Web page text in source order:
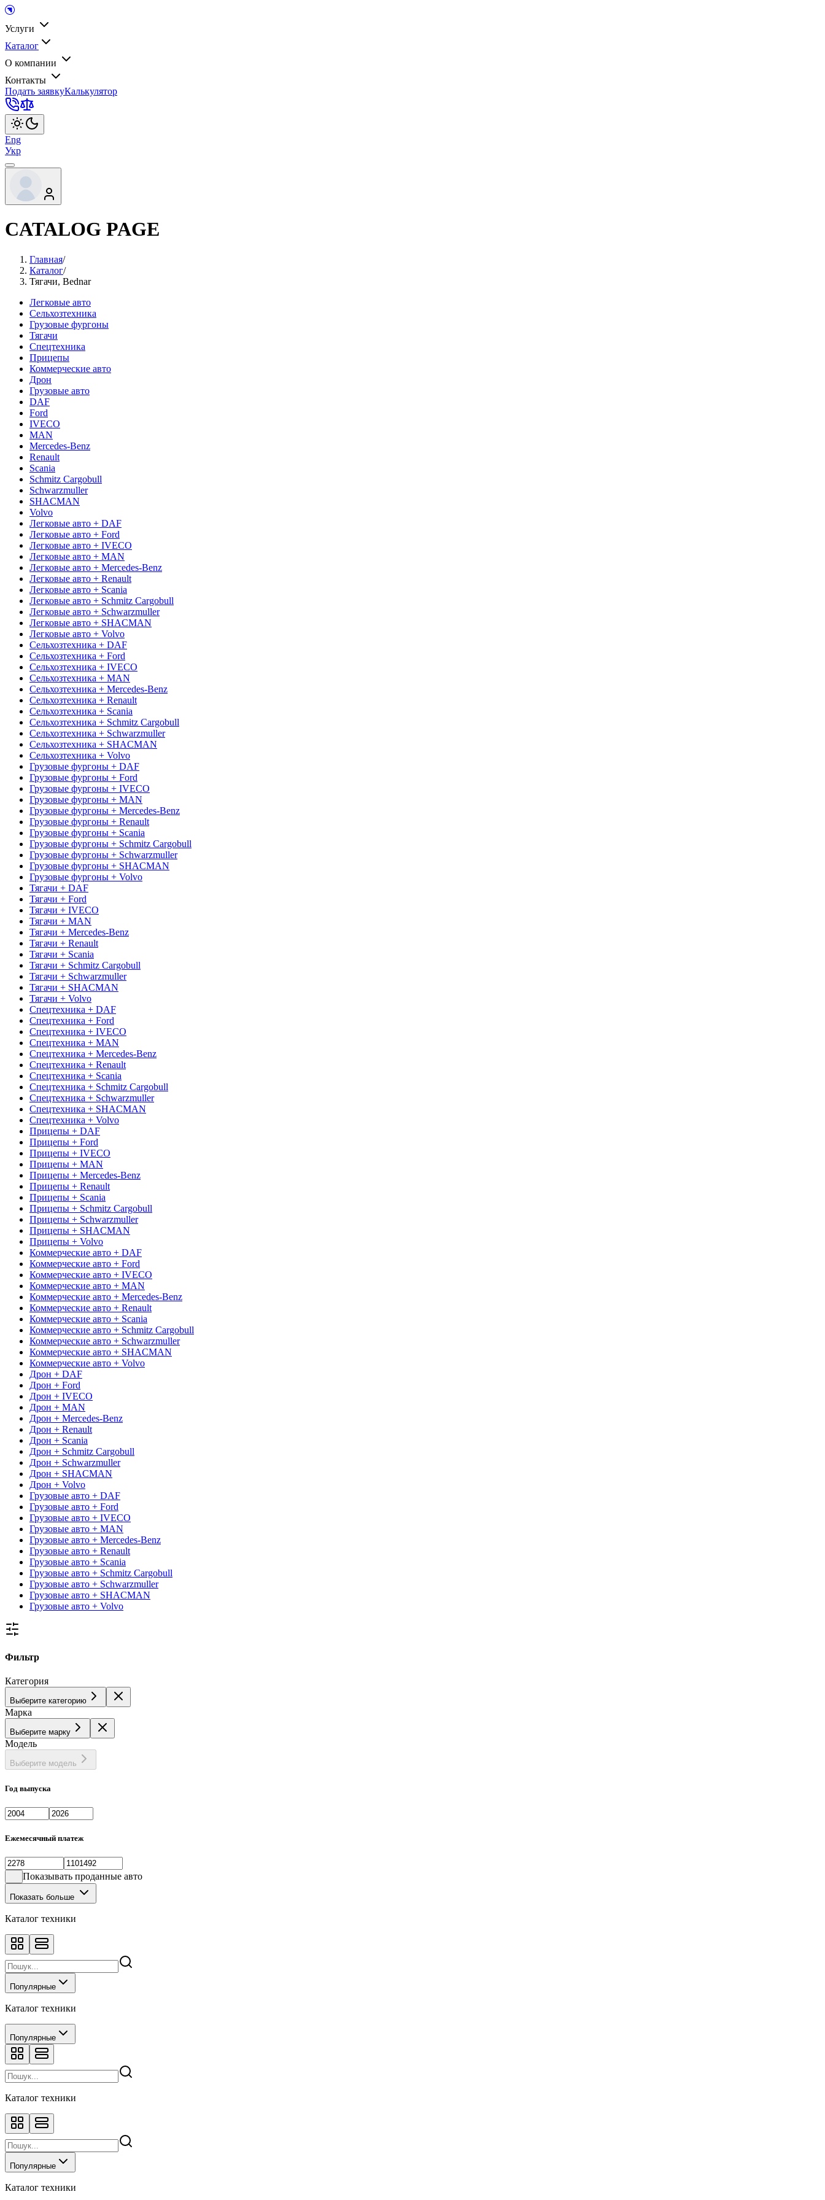
Услуги
Каталог
О компании
Контакты
Подать заявкуКалькулятор
Eng
Укр
CATALOG PAGE
Главная/
Каталог/
Тягачи, Bednar
Легковые авто
Сельхозтехника
Грузовые фургоны
Тягачи
Спецтехника
Прицепы
Коммерческие авто
Дрон
Грузовые авто
DAF
Ford
IVECO
MAN
Mercedes-Benz
Renault
Scania
Schmitz Cargobull
Schwarzmuller
SHACMAN
Volvo
Легковые авто + DAF
Легковые авто + Ford
Легковые авто + IVECO
Легковые авто + MAN
Легковые авто + Mercedes-Benz
Легковые авто + Renault
Легковые авто + Scania
Легковые авто + Schmitz Cargobull
Легковые авто + Schwarzmuller
Легковые авто + SHACMAN
Легковые авто + Volvo
Сельхозтехника + DAF
Сельхозтехника + Ford
Сельхозтехника + IVECO
Сельхозтехника + MAN
Сельхозтехника + Mercedes-Benz
Сельхозтехника + Renault
Сельхозтехника + Scania
Сельхозтехника + Schmitz Cargobull
Сельхозтехника + Schwarzmuller
Сельхозтехника + SHACMAN
Сельхозтехника + Volvo
Грузовые фургоны + DAF
Грузовые фургоны + Ford
Грузовые фургоны + IVECO
Грузовые фургоны + MAN
Грузовые фургоны + Mercedes-Benz
Грузовые фургоны + Renault
Грузовые фургоны + Scania
Грузовые фургоны + Schmitz Cargobull
Грузовые фургоны + Schwarzmuller
Грузовые фургоны + SHACMAN
Грузовые фургоны + Volvo
Тягачи + DAF
Тягачи + Ford
Тягачи + IVECO
Тягачи + MAN
Тягачи + Mercedes-Benz
Тягачи + Renault
Тягачи + Scania
Тягачи + Schmitz Cargobull
Тягачи + Schwarzmuller
Тягачи + SHACMAN
Тягачи + Volvo
Спецтехника + DAF
Спецтехника + Ford
Спецтехника + IVECO
Спецтехника + MAN
Спецтехника + Mercedes-Benz
Спецтехника + Renault
Спецтехника + Scania
Спецтехника + Schmitz Cargobull
Спецтехника + Schwarzmuller
Спецтехника + SHACMAN
Спецтехника + Volvo
Прицепы + DAF
Прицепы + Ford
Прицепы + IVECO
Прицепы + MAN
Прицепы + Mercedes-Benz
Прицепы + Renault
Прицепы + Scania
Прицепы + Schmitz Cargobull
Прицепы + Schwarzmuller
Прицепы + SHACMAN
Прицепы + Volvo
Коммерческие авто + DAF
Коммерческие авто + Ford
Коммерческие авто + IVECO
Коммерческие авто + MAN
Коммерческие авто + Mercedes-Benz
Коммерческие авто + Renault
Коммерческие авто + Scania
Коммерческие авто + Schmitz Cargobull
Коммерческие авто + Schwarzmuller
Коммерческие авто + SHACMAN
Коммерческие авто + Volvo
Дрон + DAF
Дрон + Ford
Дрон + IVECO
Дрон + MAN
Дрон + Mercedes-Benz
Дрон + Renault
Дрон + Scania
Дрон + Schmitz Cargobull
Дрон + Schwarzmuller
Дрон + SHACMAN
Дрон + Volvo
Грузовые авто + DAF
Грузовые авто + Ford
Грузовые авто + IVECO
Грузовые авто + MAN
Грузовые авто + Mercedes-Benz
Грузовые авто + Renault
Грузовые авто + Scania
Грузовые авто + Schmitz Cargobull
Грузовые авто + Schwarzmuller
Грузовые авто + SHACMAN
Грузовые авто + Volvo
Фильтр
Категория
Выберите категорию
Марка
Выберите марку
Модель
Выберите модель
Год выпуска
Ежемесячный платеж
Показывать проданные авто
Показать больше
Каталог техники
Популярные
Каталог техники
Популярные
Каталог техники
Популярные
Каталог техники